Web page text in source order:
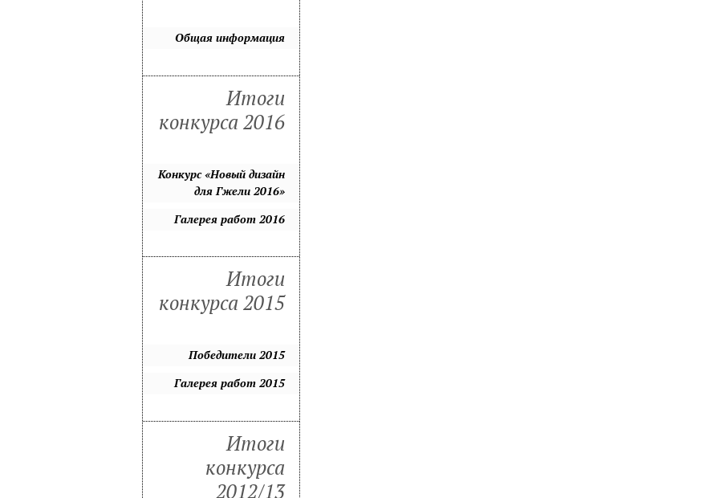
Общая информация
Итоги
конкурса 2016
Конкурс «Новый дизайн
для Гжели 2016»
Галерея работ 2016
Итоги
конкурса 2015
Победители 2015
Галерея работ 2015
Итоги
конкурса
2012/13